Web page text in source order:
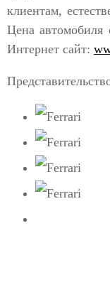
клиентам,
Цена автомобиля
Интернет сайт: